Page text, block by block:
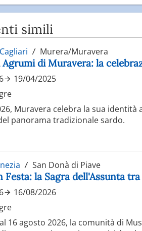
simili
Cagliari Murera/Muravera
Agrumi di Muravera: la
19/04/2025
Muravera celebra la sua
panorama tradizionale sardo.
San Donà di Piave
Festa: la Sagra dell'Assunta
16/08/2026
16 agosto 2026, la comunità di